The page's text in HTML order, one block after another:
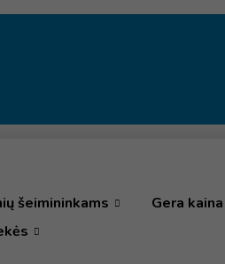
šeimininkams
Gera kaina